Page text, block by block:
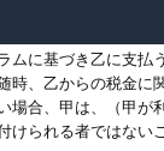
ムに基づき乙に支
時、乙からの税金
場合、甲は、（甲
けられる者ではな